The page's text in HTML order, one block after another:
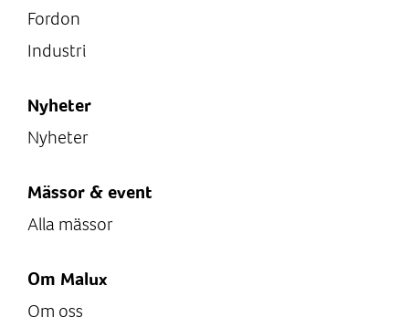
Fordon
Industri
Nyheter
Nyheter
Mässor & event
Alla mässor
Om Malux
Om oss